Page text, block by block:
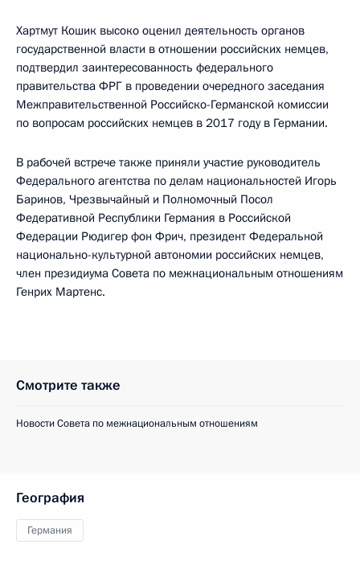
Хартмут Кошик высоко оценил деятельность органов
государственной власти в отношении российских немцев,
подтвердил заинтересованность федерального
правительства ФРГ в проведении очередного заседания
Межправительственной Российско-Германской комиссии
по вопросам российских немцев в 2017 году в Германии.
В рабочей встрече также приняли участие руководитель
Федерального агентства по делам национальностей Игорь
Баринов, Чрезвычайный и Полномочный Посол
Федеративной Республики Германия в Российской
Федерации Рюдигер фон Фрич, президент Федеральной
национально-культурной автономии российских немцев,
член президиума Совета по межнациональным отношениям
Генрих Мартенс.
Смотрите также
Новости Совета по межнациональным отношениям
География
Германия